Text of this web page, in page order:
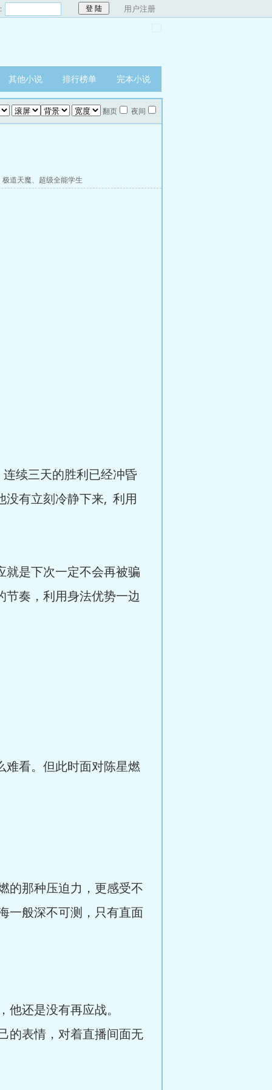
用户注册
其他小说 排行榜单 完本小说
翻页 夜间
极道天魔、 超级全能学生
续三天的胜利已经冲昏
没有立刻冷静下来, 利用
是下次一定不会再被骗
奏，利用身法优势一边
看。但此时面对陈星燃
那种压迫力，更感受不
一般深不可测，只有直面
还是没有再应战。
表情，对着直播间面无